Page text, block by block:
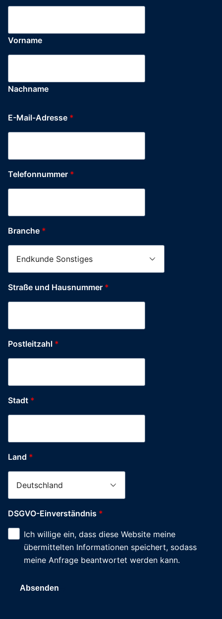
Vorname
Nachname
E-Mail-Adresse *
Telefonnummer *
Land
Firma
und
Branche *
Straße und Hausnummer *
Postleitzahl *
Stadt *
Land *
DSGVO-Einverständnis *
Ich willige ein, dass diese Website meine
übermittelten Informationen speichert, sodass
meine Anfrage beantwortet werden kann.
Absenden